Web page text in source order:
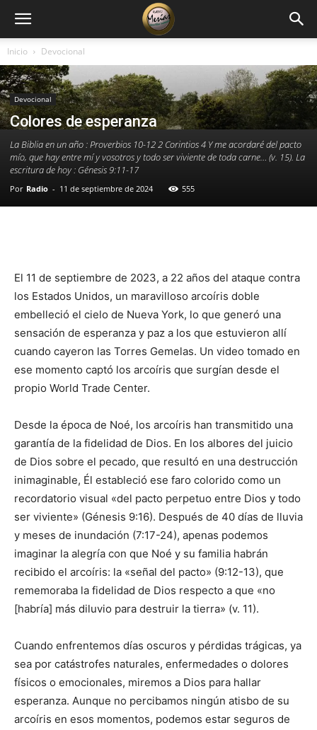
Inicio Devocional
Devocional
Colores de esperanza
La Biblia en un año : Proverbios 10-12 2 Corintios 4 Y me acordaré del pacto
mío, que hay entre mí y vosotros y todo ser viviente de toda carne… (v. 15). La
escritura de hoy : Génesis 9:11-17
Por Radio - 11 de septiembre de 2024 555
El 11 de septiembre de 2023, a 22 años del ataque contra
los Estados Unidos, un maravilloso arcoíris doble
embelleció el cielo de Nueva York, lo que generó una
sensación de esperanza y paz a los que estuvieron allí
cuando cayeron las Torres Gemelas. Un video tomado en
ese momento captó los arcoíris que surgían desde el
propio World Trade Center.
Desde la época de Noé, los arcoíris han transmitido una
garantía de la fidelidad de Dios. En los albores del juicio
de Dios sobre el pecado, que resultó en una destrucción
inimaginable, Él estableció ese faro colorido como un
recordatorio visual «del pacto perpetuo entre Dios y todo
ser viviente» (Génesis 9:16). Después de 40 días de lluvia
y meses de inundación (7:17-24), apenas podemos
imaginar la alegría con que Noé y su familia habrán
recibido el arcoíris: la «señal del pacto» (9:12-13), que
rememoraba la fidelidad de Dios respecto a que «no
[habría] más diluvio para destruir la tierra» (v. 11).
Cuando enfrentemos días oscuros y pérdidas trágicas, ya
sea por catástrofes naturales, enfermedades o dolores
físicos o emocionales, miremos a Dios para hallar
esperanza. Aunque no percibamos ningún atisbo de su
arcoíris en esos momentos, podemos estar seguros de